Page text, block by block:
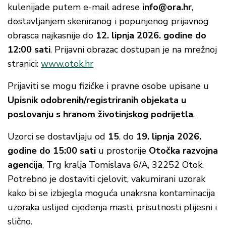
kulenijade putem e-mail adrese info@ora.hr,
dostavljanjem skeniranog i popunjenog prijavnog
obrasca najkasnije do 12. lipnja 2026. godine do
12:00 sati. Prijavni obrazac dostupan je na mrežnoj
stranici: www.otok.hr
Prijaviti se mogu fizičke i pravne osobe upisane u
Upisnik odobrenih/registriranih objekata u
poslovanju s hranom životinjskog podrijetla.
Uzorci se dostavljaju od 15. do 19. lipnja 2026.
godine do 15:00 sati u prostorije Otočka razvojna
agencija, Trg kralja Tomislava 6/A, 32252 Otok.
Potrebno je dostaviti cjelovit, vakumirani uzorak
kako bi se izbjegla moguća unakrsna kontaminacija
uzoraka uslijed cijeđenja masti, prisutnosti plijesni i
slično.